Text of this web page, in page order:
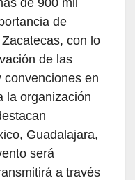
de
con lo
de las
convenciones en
la organización
Guadalajara,
será
a través